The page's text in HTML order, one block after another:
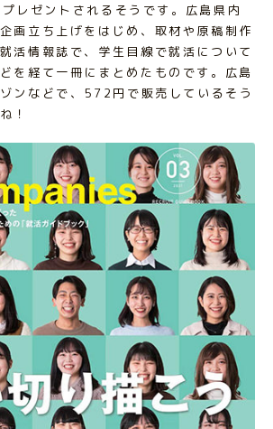
プレゼントされるそうです。広島県内
画立ち上げをはじめ、取材や原稿制作
活情報誌で、学生目線で就活について
を経て一冊にまとめたものです。広島
ンなどで、572円で販売しているそう
！